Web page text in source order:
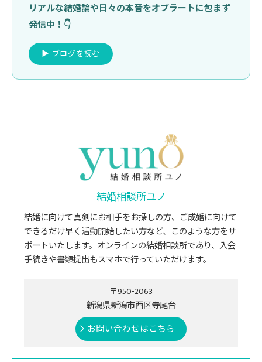
リアルな結婚論や日々の本音をオブラートに包まず
発信中！👇
▶ ブログを読む
結婚相談所ユノ
結婚に向けて真剣にお相手をお探しの方、ご成婚に向けて
できるだけ早く活動開始したい方など、このような方をサ
ポートいたします。オンラインの結婚相談所であり、入会
手続きや書類提出もスマホで行っていただけます。
〒950-2063
新潟県新潟市西区寺尾台
お問い合わせはこちら